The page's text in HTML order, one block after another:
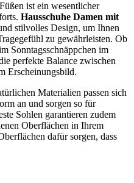
ist ein wesentlicher
Hausschuhe Damen mit
stilvolles Design, um Ihnen
zu gewährleisten. Ob
Sonntagsschnäppchen im
perfekte Balance zwischen
Erscheinungsbild.
Materialien passen sich
an und sorgen so für
Sohlen garantieren zudem
Oberflächen in Ihrem
dafür sorgen, dass